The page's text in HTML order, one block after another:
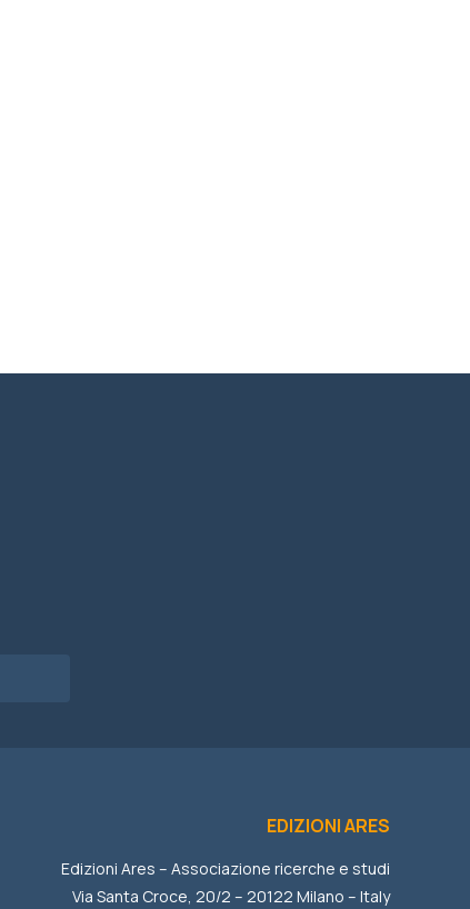
EDIZIONI ARES
Edizioni Ares – Associazione ricerche e studi
Via Santa Croce, 20/2 – 20122 Milano – Italy